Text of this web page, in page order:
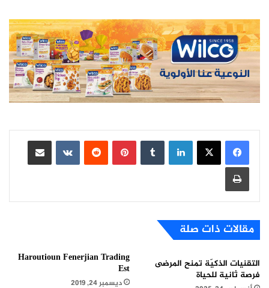
لينكدإن بينتيريست
مشاركة عبر البريد
طباعة
مقالات ذات صلة
التقنيات الذكيّة تمنح المرضى
فرصة ثانية للحياة
Haroutioun Fenerjian Trading
Est
ديسمبر 24, 2019